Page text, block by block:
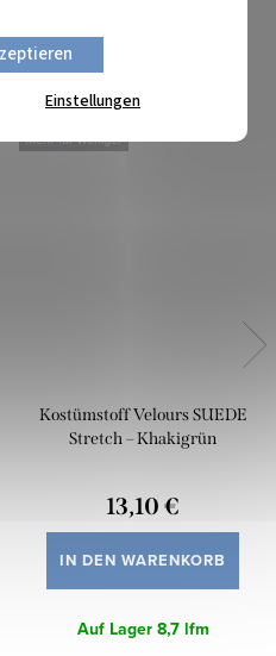
Einstellungen
Winterinspirationen
Mehr für weniger
Kostümstoff Velours SUEDE
Stretch – Khakigrün
13,10 €
IN DEN WARENKORB
Auf Lager8,7 lfm